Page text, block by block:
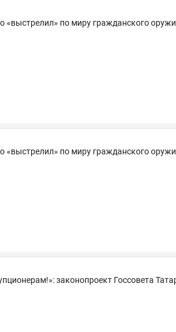
«выстрелил» по миру гражданского
«выстрелил» по миру гражданского
законопроект Госсовета